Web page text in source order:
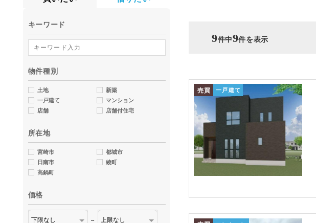
9件中9件を表示
売買 一戸建て
キーワード
物件種別
土地
新築
一戸建て
マンション
店舗
店舗付住宅
所在地
宮崎市
都城市
日南市
綾町
高鍋町
価格
～